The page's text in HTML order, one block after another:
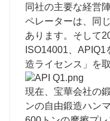
同社の主要な経営
ペレーターは、同
あります。そして
ISO14001、
造ライセンス」を
現在、宝華会社の
ンの自由鍛造ハン